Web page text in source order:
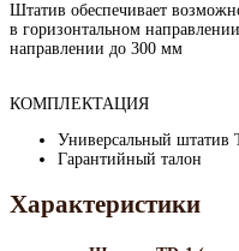
Штатив обеспечивает
в горизонтальном
направлении до 300 мм
КОМПЛЕКТАЦИЯ
Универсальный штатив
Гарантийный талон
Характеристики